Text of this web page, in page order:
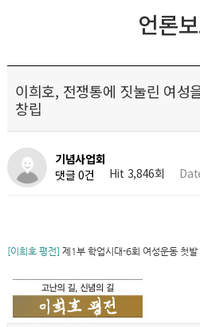
언론
이희호, 전쟁통에 짓눌린 여성
창립
기념사업회
댓글 0건
Hit 3,846회
[이희호 평전] 제1부 학업시대-6회 여성운동 첫발